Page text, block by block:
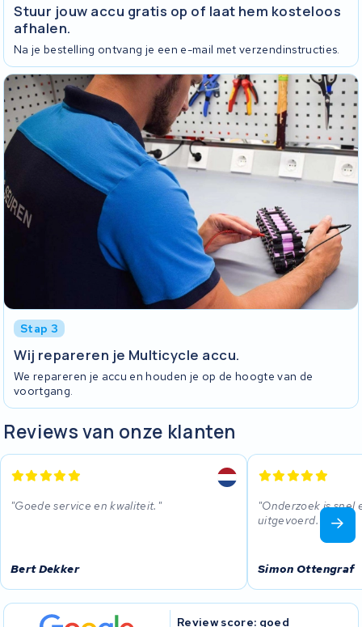
Stuur jouw accu gratis op of laat hem kosteloos
afhalen.
Na je bestelling ontvang je een e-mail met verzendinstructies.
Stap 3
Wij repareren je Multicycle accu.
We repareren je accu en houden je op de hoogte van de
voortgang.
Reviews van onze klanten
Goede service en kwaliteit.
Bert Dekker
Onderzoek is snel
uitgevoerd.
Simon Ottengraf
Review score: goed